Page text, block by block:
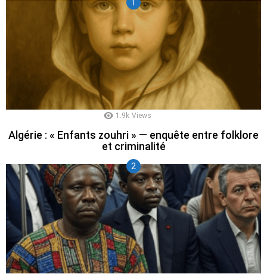
1.9k Views
Algérie : « Enfants zouhri » — enquête entre folklore
et criminalité